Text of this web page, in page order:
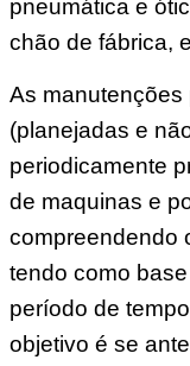
pneumática e
chão de fábrica,
As manutenções
(planejadas e
periodicamente
de maquinas e
compreendendo
tendo como
período de
objetivo é se